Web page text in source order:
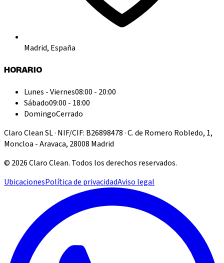
Madrid, España
HORARIO
Lunes - Viernes08:00 - 20:00
Sábado09:00 - 18:00
DomingoCerrado
Claro Clean SL · NIF/CIF: B26898478 · C. de Romero Robledo, 1,
Moncloa - Aravaca, 28008 Madrid
© 2026Claro Clean. Todos los derechos reservados.
UbicacionesPolítica de privacidadAviso legal